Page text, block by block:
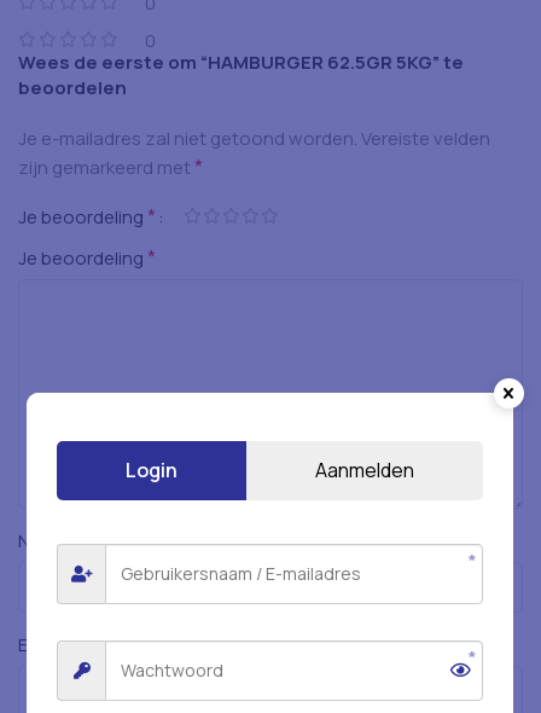
0
Wees de eerste om “HAMBURGER 62.5GR 5KG” te
beoordelen
Je e-mailadres zal niet getoond worden.Vereiste velden
zijn gemarkeerd met *
Je beoordeling *
Je beoordeling *
Naam*
E-mail*
Login Aanmelden